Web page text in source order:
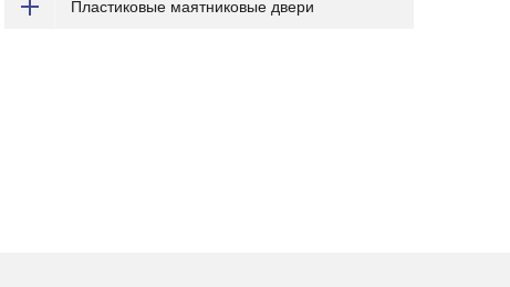
Пластиковые маятниковые двери